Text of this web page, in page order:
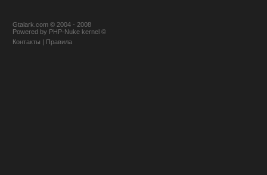
Gtalark.com © 2004 - 2008
Powered by PHP-Nuke kernel ©
Контакты | Правила